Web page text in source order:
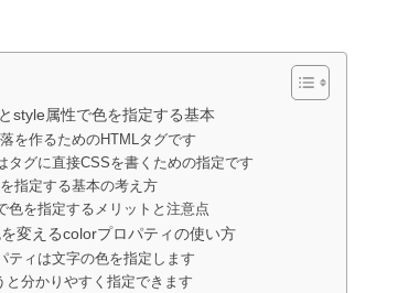
style属性で色を指定する基本
を作るためのHTMLタグです
タグに直接CSSを書くための指定です
指定する基本の考え方
色を指定するメリットと注意点
変えるcolorプロパティの使い方
ティは文字の色を指定します
と分かりやすく指定できます